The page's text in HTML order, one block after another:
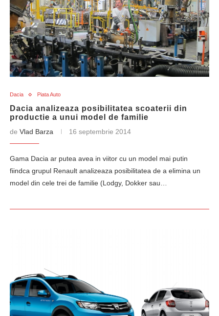
Dacia Piata Auto
Dacia analizeaza posibilitatea scoaterii din
productie a unui model de familie
de Vlad Barza 16 septembrie 2014
Gama Dacia ar putea avea in viitor cu un model mai putin
fiindca grupul Renault analizeaza posibilitatea de a elimina un
model din cele trei de familie (Lodgy, Dokker sau…